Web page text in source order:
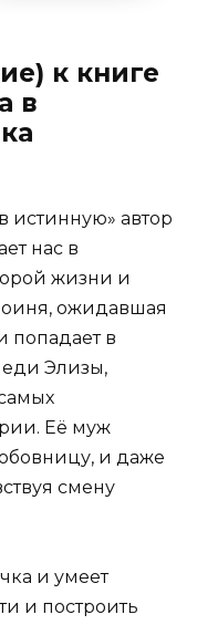
к книге
в
истинную» автор
нас в
жизни и
ожидавшая
попадает в
Элизы,
Её муж
и даже
смену
и умеет
и построить